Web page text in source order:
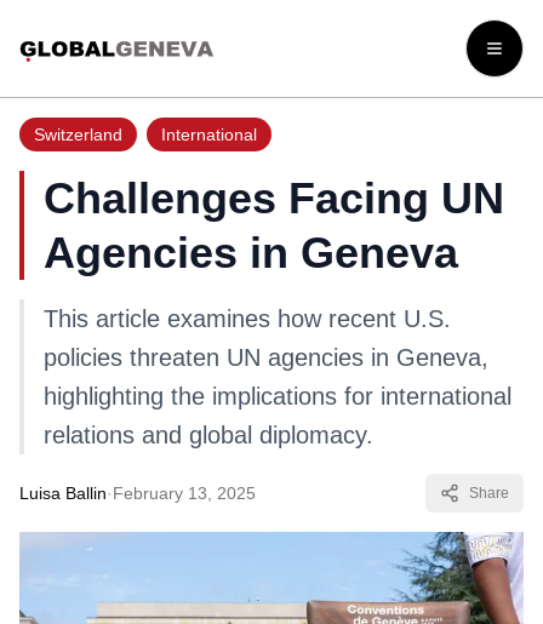
Open
Switzerland International
Challenges Facing UN
Agencies in Geneva
This article examines how recent U.S.
policies threaten UN agencies in Geneva,
highlighting the implications for international
relations and global diplomacy.
Luisa Ballin·February 13, 2025 Share